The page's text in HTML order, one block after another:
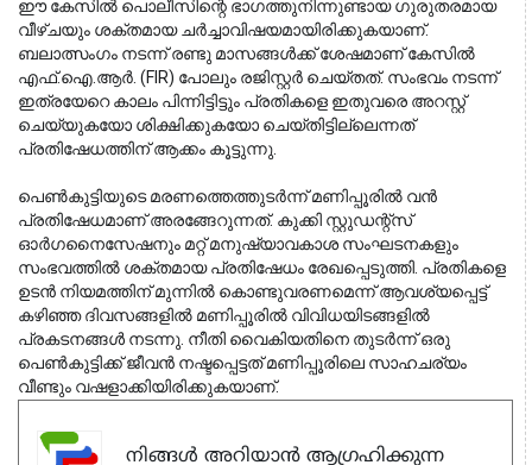
ഈ കേസിൽ പൊലീസിന്റെ ഭാഗത്തുനിന്നുണ്ടായ ഗുരുതരമായ
വീഴ്ചയും ശക്തമായ ചർച്ചാവിഷയമായിരിക്കുകയാണ്.
ബലാത്സംഗം നടന്ന് രണ്ടു മാസങ്ങൾക്ക് ശേഷമാണ് കേസിൽ
എഫ്.ഐ.ആർ. (FIR) പോലും രജിസ്റ്റർ ചെയ്തത്. സംഭവം നടന്ന്
ഇത്രയേറെ കാലം പിന്നിട്ടിട്ടും പ്രതികളെ ഇതുവരെ അറസ്റ്റ്
ചെയ്യുകയോ ശിക്ഷിക്കുകയോ ചെയ്തിട്ടില്ലെന്നത്
പ്രതിഷേധത്തിന് ആക്കം കൂട്ടുന്നു.
പെൺകുട്ടിയുടെ മരണത്തെത്തുടർന്ന് മണിപ്പൂരിൽ വൻ
പ്രതിഷേധമാണ് അരങ്ങേറുന്നത്. കുക്കി സ്റ്റുഡന്റ്സ്
ഓർഗനൈസേഷനും മറ്റ് മനുഷ്യാവകാശ സംഘടനകളും
സംഭവത്തിൽ ശക്തമായ പ്രതിഷേധം രേഖപ്പെടുത്തി. പ്രതികളെ
ഉടൻ നിയമത്തിന് മുന്നിൽ കൊണ്ടുവരണമെന്ന് ആവശ്യപ്പെട്ട്
കഴിഞ്ഞ ദിവസങ്ങളിൽ മണിപ്പൂരിൽ വിവിധയിടങ്ങളിൽ
പ്രകടനങ്ങൾ നടന്നു. നീതി വൈകിയതിനെ തുടർന്ന് ഒരു
പെൺകുട്ടിക്ക് ജീവൻ നഷ്ടപ്പെട്ടത് മണിപ്പൂരിലെ സാഹചര്യം
വീണ്ടും വഷളാക്കിയിരിക്കുകയാണ്.
നിങ്ങൾ അറിയാൻ ആഗ്രഹിക്കുന്ന